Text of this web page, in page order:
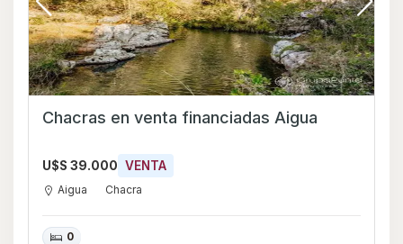
Chacras en venta financiadas Aigua
U$S 39.000 VENTA
Aigua Chacra
0